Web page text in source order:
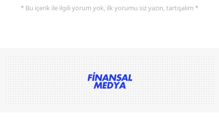
* Bu içerik ile ilgili yorum yok, ilk yorumu siz yazın, tartışalım *